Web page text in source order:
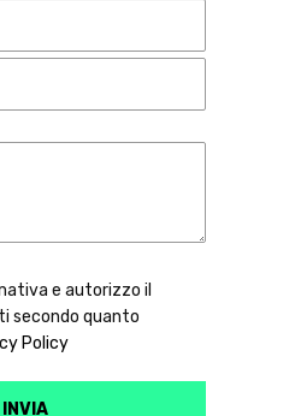
e autorizzo il
secondo quanto
Policy